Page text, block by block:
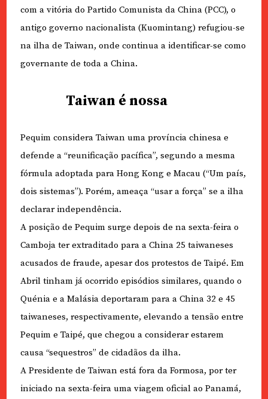
com a vitória do Partido Comunista da China (PCC), o
antigo governo nacionalista (Kuomintang) refugiou-se
na ilha de Taiwan, onde continua a identificar-se como
governante de toda a China.
Taiwan é nossa
Pequim considera Taiwan uma província chinesa e
defende a “reunificação pacífica”, segundo a mesma
fórmula adoptada para Hong Kong e Macau (“Um país,
dois sistemas”). Porém, ameaça “usar a força” se a ilha
declarar independência.
A posição de Pequim surge depois de na sexta-feira o
Camboja ter extraditado para a China 25 taiwaneses
acusados de fraude, apesar dos protestos de Taipé. Em
Abril tinham já ocorrido episódios similares, quando o
Quénia e a Malásia deportaram para a China 32 e 45
taiwaneses, respectivamente, elevando a tensão entre
Pequim e Taipé, que chegou a considerar estarem
causa “sequestros” de cidadãos da ilha.
A Presidente de Taiwan está fora da Formosa, por ter
iniciado na sexta-feira uma viagem oficial ao Panamá,